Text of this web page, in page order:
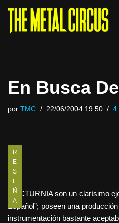
Saltar
En Busca
por TMC 22/06/2004 19:50 4
R
E
S
E
Ñ
A
NOCTURNIA son un clarísimo
Español”; poseen una
instrumentación bastante